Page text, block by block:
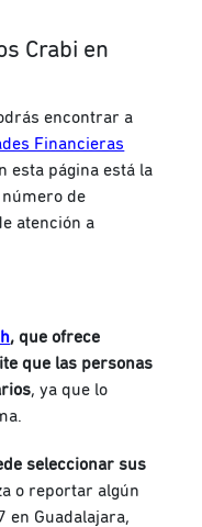
Crabi en
encontrar a
Financieras
esta página está la
de
atención a
, que ofrece
que las personas
, ya que lo
seleccionar sus
o reportar algún
en Guadalajara,